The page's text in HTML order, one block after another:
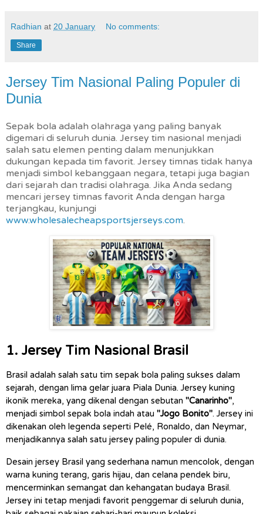
Radhian at 20 January No comments:
Share
Jersey Tim Nasional Paling Populer di
Dunia
Sepak bola adalah olahraga yang paling banyak
digemari di seluruh dunia. Jersey tim nasional menjadi
salah satu elemen penting dalam menunjukkan
dukungan kepada tim favorit. Jersey timnas tidak hanya
menjadi simbol kebanggaan negara, tetapi juga bagian
dari sejarah dan tradisi olahraga. Jika Anda sedang
mencari jersey timnas favorit Anda dengan harga
terjangkau, kunjungi
www.wholesalecheapsportsjerseys.com.
1. Jersey Tim Nasional Brasil
Brasil adalah salah satu tim sepak bola paling sukses dalam
sejarah, dengan lima gelar juara Piala Dunia. Jersey kuning
ikonik mereka, yang dikenal dengan sebutan "Canarinho",
menjadi simbol sepak bola indah atau "Jogo Bonito". Jersey ini
dikenakan oleh legenda seperti Pelé, Ronaldo, dan Neymar,
menjadikannya salah satu jersey paling populer di dunia.
Desain jersey Brasil yang sederhana namun mencolok, dengan
warna kuning terang, garis hijau, dan celana pendek biru,
mencerminkan semangat dan kehangatan budaya Brasil.
Jersey ini tetap menjadi favorit penggemar di seluruh dunia,